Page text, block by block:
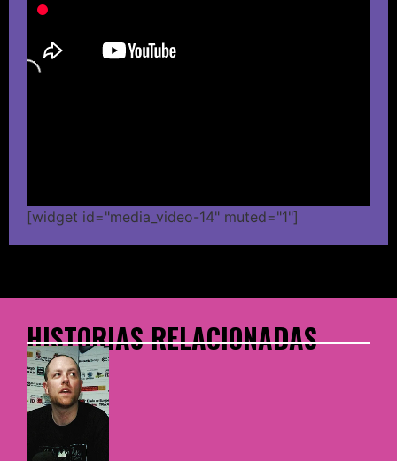
[widget id="media_video-14" muted="1"]
HISTORIAS RELACIONADAS